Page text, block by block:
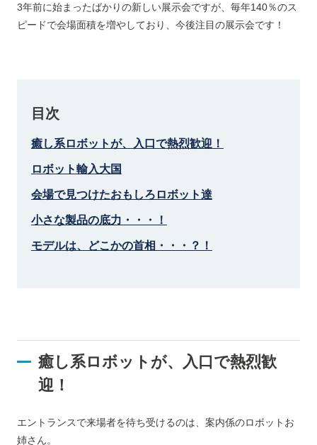
3年前に始まったばかりの新しい展示会ですが、毎年140％のス
ピードで会場面積を増やしており、今後注目の展示会です！
目次
癒し系ロボットが、入口で熱烈歓迎！
ロボット輸入大国
会場で見つけたおもしろロボット達
小さな製品の底力・・・！
モデルは、どこかの首相・・・？！
癒し系ロボットが、入口で熱烈歓
迎！
エントランスで来場者を待ち受けるのは、案内係のロボットお
姉さん。